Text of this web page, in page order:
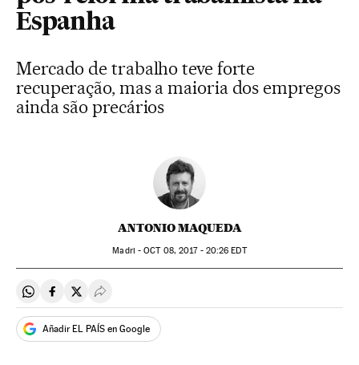
Espanha
Mercado de trabalho teve forte
recuperação, mas a maioria dos empregos
ainda são precários
ANTONIO MAQUEDA
Madri -OCT08, 2017 - 20:26 EDT
Compartir en Whatsapp
Compartir en Facebook
Compartir en Twitter
Desplegar Redes Sociales
Añadir EL PAÍS en Google